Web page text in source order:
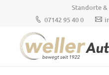
Standorte
07142 95 40 0